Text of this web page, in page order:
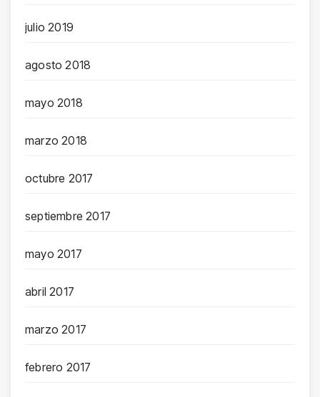
julio 2019
agosto 2018
mayo 2018
marzo 2018
octubre 2017
septiembre 2017
mayo 2017
abril 2017
marzo 2017
febrero 2017